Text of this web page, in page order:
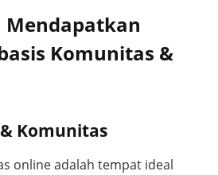
Mendapatkan
Komunitas &
Komunitas
online adalah tempat ideal